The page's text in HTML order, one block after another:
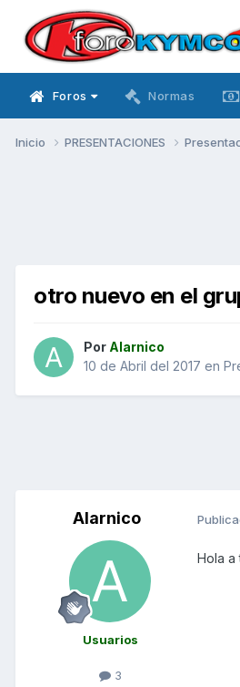
Foros Normas
Inicio PRESENTACIONES
otro nuevo en el
Por Alarnico
10 de Abril del 2017 en
Alarnico
Usuarios
3
Hola a